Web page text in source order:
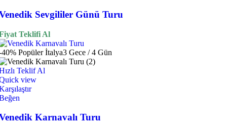
Sevgililer Günü Turu
Teklifi Al
40% Popüler İtalya3 Gece / 4 Gün
Teklif Al
view
Karnavalı Turu